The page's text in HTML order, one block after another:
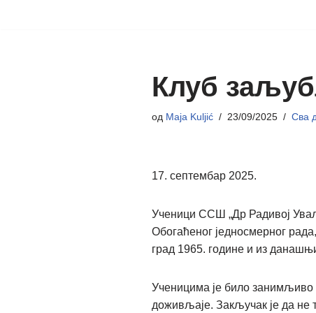
Клуб
од Maja Kuljić 23/09/2025 Сва
17. септембар 2025.
Ученици ССШ „Др Радивој
Обогаћеног једносмерног
град 1965. године и из
Ученицима је било занимљиво
доживљаје. Закључак је да не